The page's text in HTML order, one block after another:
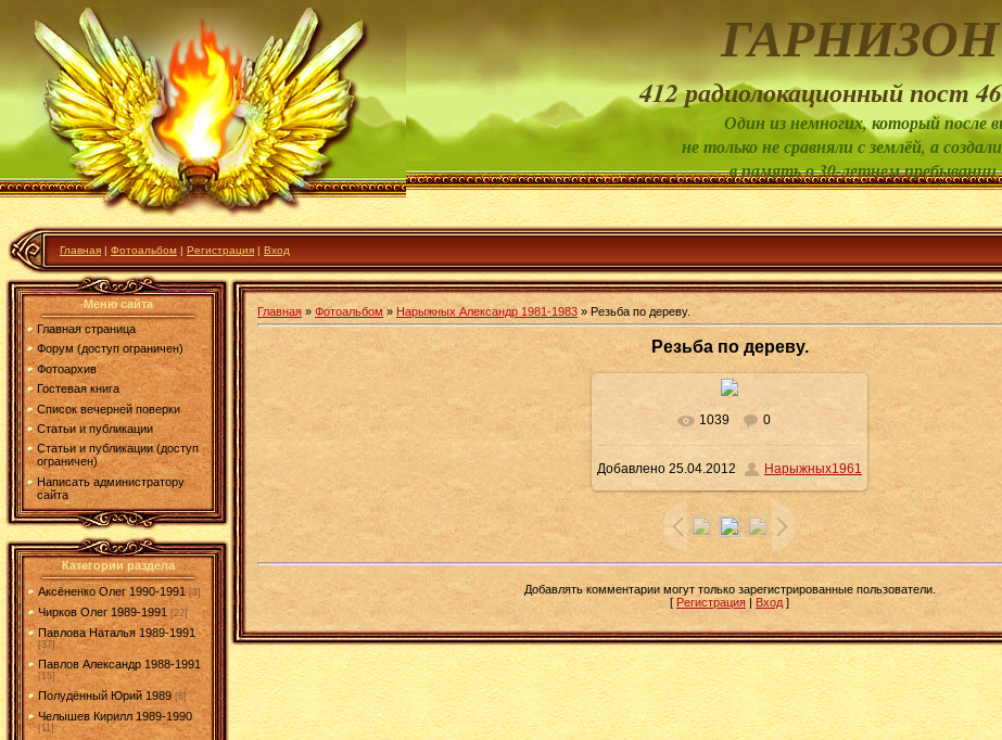
412 радиолокационный пост
Один из немногих, который после
не только не сравняли с землёй, а
в память о 30-летнем пребывании
Главная | Фотоальбом | Регистрация | Вход
Меню сайта
Главная страница
Форум (доступ ограничен)
Фотоархив
Гостевая книга
Список вечерней поверки
Статьи и публикации
Статьи и публикации (доступ
ограничен)
Написать администратору
сайта
Категории раздела
Аксёненко Олег 1990-1991 [3]
Чирков Олег 1989-1991 [22]
Павлова Наталья 1989-1991
[37]
Павлов Александр 1988-1991
[15]
Полудённый Юрий 1989 [6]
Челышев Кирилл 1989-1990
[11]
Главная » Фотоальбом» Нарыжных Александр 1981-1983 » Резьба по дереву.
Резьба по дереву.
В реальном размере /
63.3Kb
1039 0
Добавлено 25.04.2012 Нарыжных1961
Добавлять комментарии могут только зарегистрированные пользователи.
[ Регистрация | Вход ]